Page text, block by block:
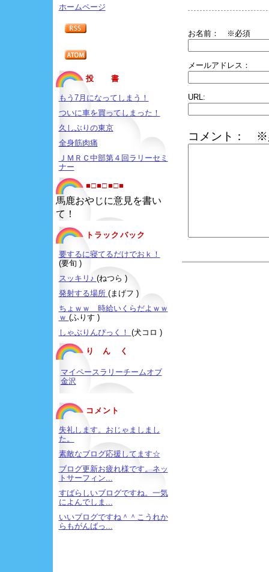
ホームページ
投 書
もう7月になってしまう！
ついに車を買ってしまった！
久しぶりの東京
全身筋肉痛
ＪＭＲＣ中部第４回ラリーセミ
ナー
■□■□■□■
馬鹿おやじに意見を書い
て！
トラックバック
要するに寝てるだけでおｋ！
(要旬 )
スッキリ♪ (ねつら )
発射する場所 (まげフ )
ちょｗｗ 時給いくらだよｗｗ
ｗ (ふりす )
しゃぶりんぴっく！ (犬コロ )
り ん く
マイペースラリーチームオブ
金沢
コメント
失礼します。おじゃましまし
た。
素敵なブログ応援してます☆
ブログ更新お疲れ様です。ネッ
トサーフィン...
すばらしいブログですね。一気
によんでしま...
いいブログですね＾＾こうれか
らもがんばっ...
お名前： ※必須
メールアドレス：
URL:
コメント： ※